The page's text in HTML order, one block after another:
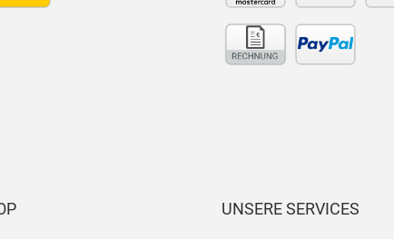
UNSERE SERVICES